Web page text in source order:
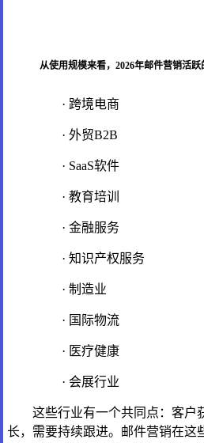
从使用规模来看，2026年邮件营销活跃
· 跨境电商
· 外贸B2B
· SaaS软件
· 教育培训
· 金融服务
· 知识产权服务
· 制造业
· 国际物流
· 医疗健康
· 会展行业
这些行业有一个共同点：客户
长，需要持续跟进。邮件营销在这